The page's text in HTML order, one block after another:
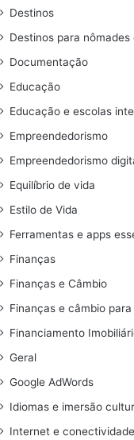
Destinos
Destinos para nômades
Documentação
Educação
Educação e escolas
Empreendedorismo
Empreendedorismo
Equilíbrio de vida
Estilo de Vida
Ferramentas e apps
Finanças
Finanças e Câmbio
Finanças e câmbio
Financiamento
Geral
Google AdWords
Idiomas e imersão
Internet e